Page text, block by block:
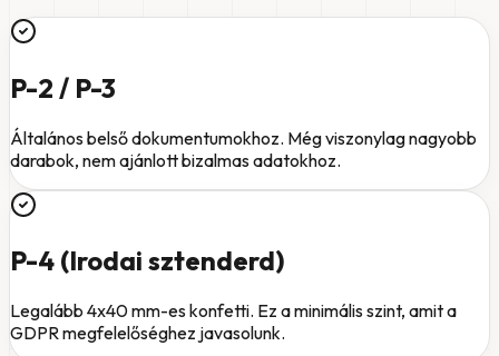
P-2 / P-3
Általános belső dokumentumokhoz. Még viszonylag nagyobb
darabok, nem ajánlott bizalmas adatokhoz.
P-4 (Irodai sztenderd)
Legalább 4x40 mm-es konfetti. Ez a minimális szint, amit a
GDPR megfelelőséghez javasolunk.